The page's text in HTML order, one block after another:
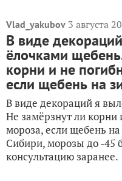
Vlad_yakubov 3 августа
В виде
ёлочками
корни и не
если щебень на
В виде декораций я
Не замёрзнут ли корни
мороза, если щебень
Сибири, морозы до -45
консультацию заранее.